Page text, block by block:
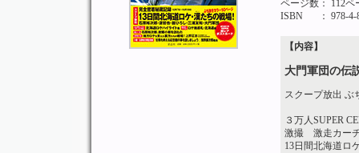
ページ数： 112ペ
ISBN
： 978-
【内容】
大門軍団の伝
スクープ放出 ぶ
３万人SUPER
激撮 激走カー
13日間北海道ロ